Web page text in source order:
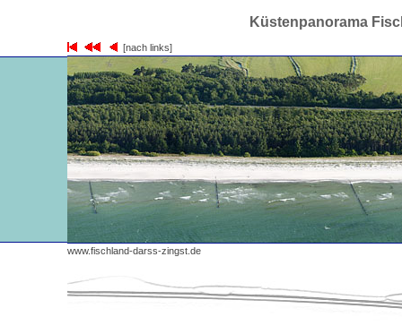
Küstenpanorama
[nach links]
www.fischland-darss-zingst.de